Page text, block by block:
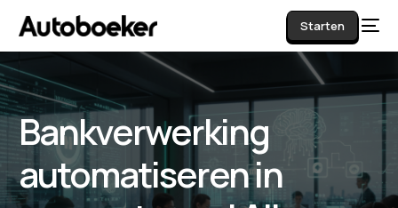
Starten
Bankverwerking
automatiseren in